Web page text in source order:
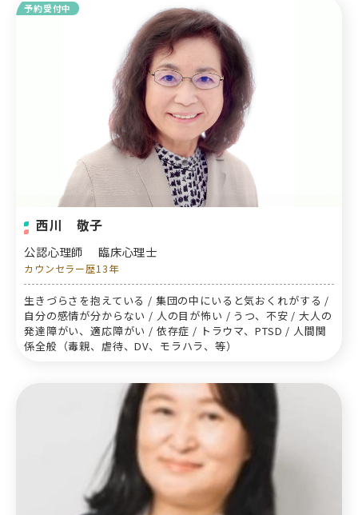
予約受付中
西川 敬子
公認心理師 臨床心理士
カウンセラー歴13年
生きづらさを抱えている / 集団の中にいると気おくれがする /
自分の感情が分からない / 人の目が怖い / うつ、不安 / 大人の
発達障がい、適応障がい / 依存症 / トラウマ、PTSD / 人間関
係全般（毒親、虐待、DV、モラハラ、等）